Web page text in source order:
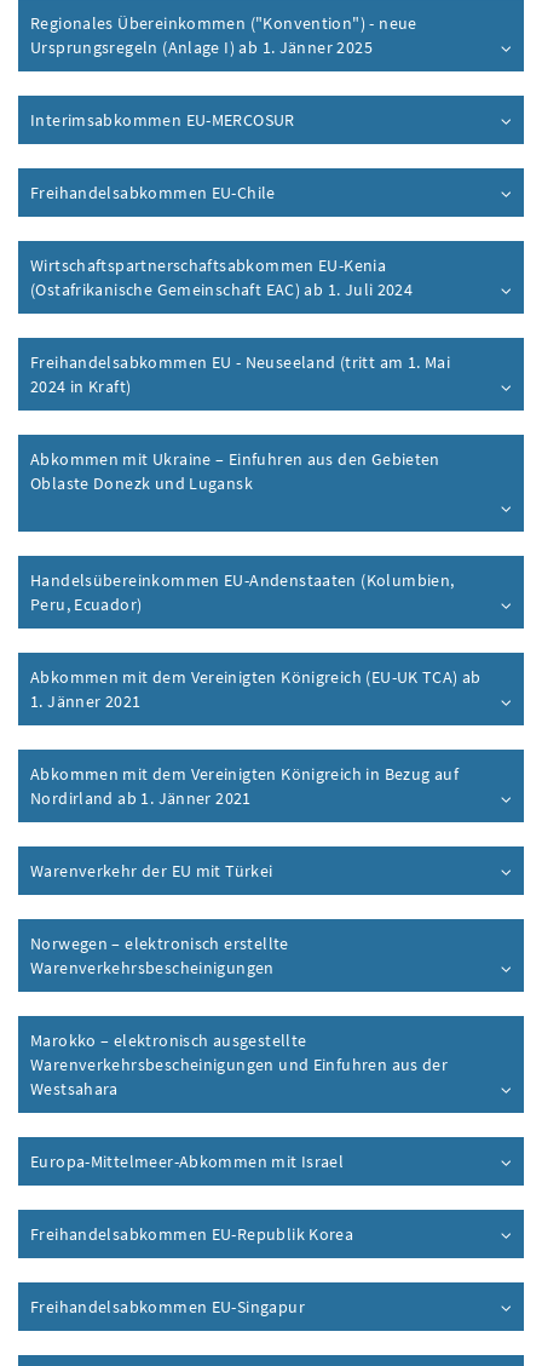
Regionales Übereinkommen ("Konvention") - neue
Ursprungsregeln (Anlage I) ab 1. Jänner 2025
Interimsabkommen EU-MERCOSUR
Freihandelsabkommen EU-Chile
Wirtschaftspartnerschaftsabkommen EU-Kenia
(Ostafrikanische Gemeinschaft EAC) ab 1. Juli 2024
Freihandelsabkommen EU - Neuseeland (tritt am 1. Mai
2024 in Kraft)
Abkommen mit Ukraine – Einfuhren aus den Gebieten
Oblaste Donezk und Lugansk
Handelsübereinkommen EU-Andenstaaten (Kolumbien,
Peru, Ecuador)
Abkommen mit dem Vereinigten Königreich (EU-UK TCA) ab
1. Jänner 2021
Abkommen mit dem Vereinigten Königreich in Bezug auf
Nordirland ab 1. Jänner 2021
Warenverkehr der EU mit Türkei
Norwegen – elektronisch erstellte
Warenverkehrsbescheinigungen
Marokko – elektronisch ausgestellte
Warenverkehrsbescheinigungen und Einfuhren aus der
Westsahara
Europa-Mittelmeer-Abkommen mit Israel
Freihandelsabkommen EU-Republik Korea
Freihandelsabkommen EU-Singapur